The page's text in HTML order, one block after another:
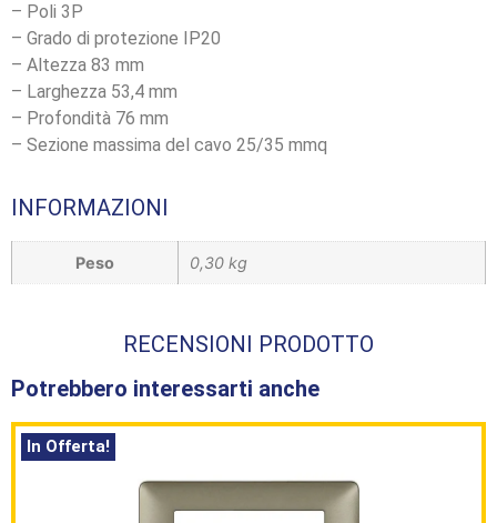
– Poli 3P
– Grado di protezione IP20
– Altezza 83 mm
– Larghezza 53,4 mm
– Profondità 76 mm
– Sezione massima del cavo 25/35 mmq
INFORMAZIONI
Peso 0,30 kg
RECENSIONI PRODOTTO
Potrebbero interessarti anche
In Offerta!